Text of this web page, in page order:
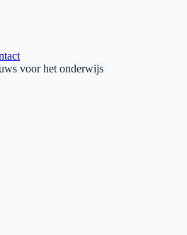
voor het onderwijs